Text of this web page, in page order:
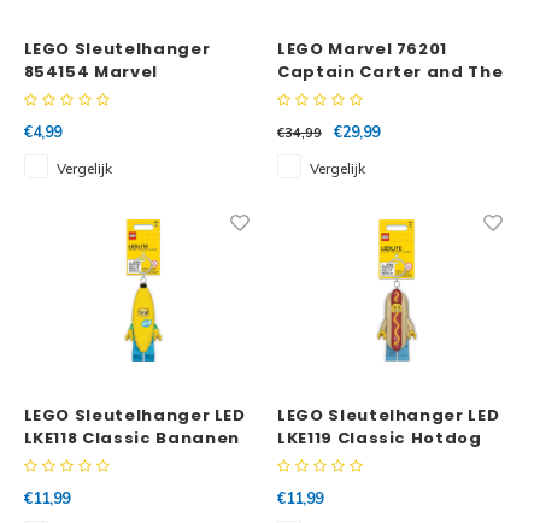
LEGO Sleutelhanger
854154 Marvel
Spiderman
€4,99
Vergelijk
LEGO Marvel 76201
Captain Carter and The
Hydra Stomper
€34,99
€29,99
Vergelijk
LEGO Sleutelhanger LED
LKE118 Classic Bananen
man
€11,99
LEGO Sleutelhanger LED
LKE119 Classic Hotdog
man
€11,99